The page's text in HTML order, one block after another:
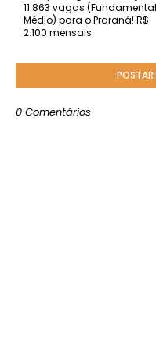
11.863 vagas
Médio) para o Praraná! R$
2.100 mensais
0 Comentários